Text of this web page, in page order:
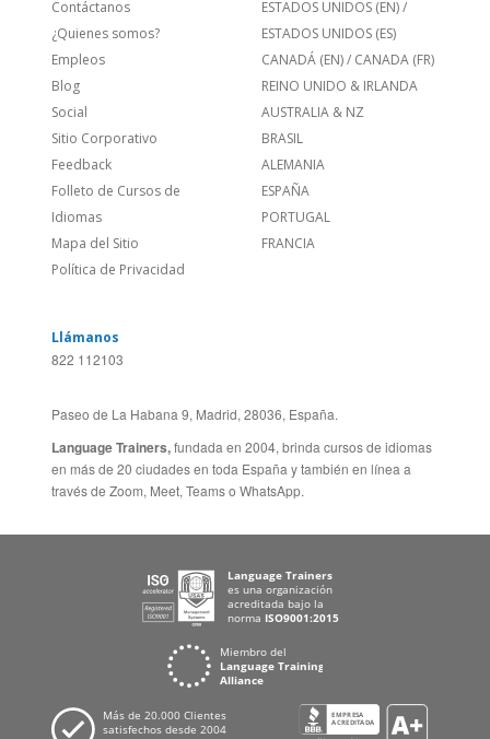
Contáctanos
¿Quienes somos?
Empleos
Blog
Social
Sitio Corporativo
Feedback
Folleto de Cursos de
Idiomas
Mapa del Sitio
Política de Privacidad
ESTADOS UNIDOS (EN)/
ESTADOS UNIDOS (ES)
CANADÁ (EN)/ CANADA (FR)
REINO UNIDO & IRLANDA
AUSTRALIA & NZ
BRASIL
ALEMANIA
ESPAÑA
PORTUGAL
FRANCIA
Llámanos
822 112103
Paseo de La Habana 9, Madrid, 28036, España.
Language Trainers,fundada en 2004, brinda cursos de idiomas
en más de 20 ciudades en toda España y también en línea a
través de Zoom, Meet, Teams o WhatsApp.